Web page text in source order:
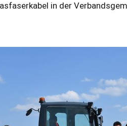
in der